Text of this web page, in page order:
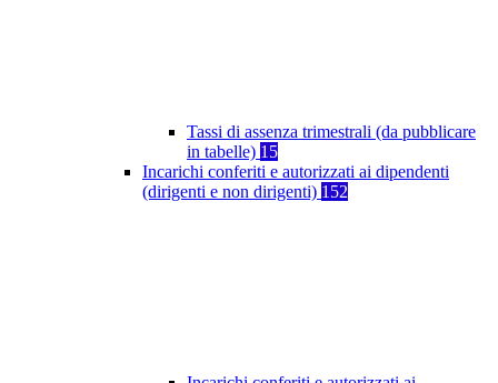
Tassi di assenza trimestrali (da pubblicare
in tabelle) 15
Incarichi conferiti e autorizzati ai dipendenti
(dirigenti e non dirigenti) 152